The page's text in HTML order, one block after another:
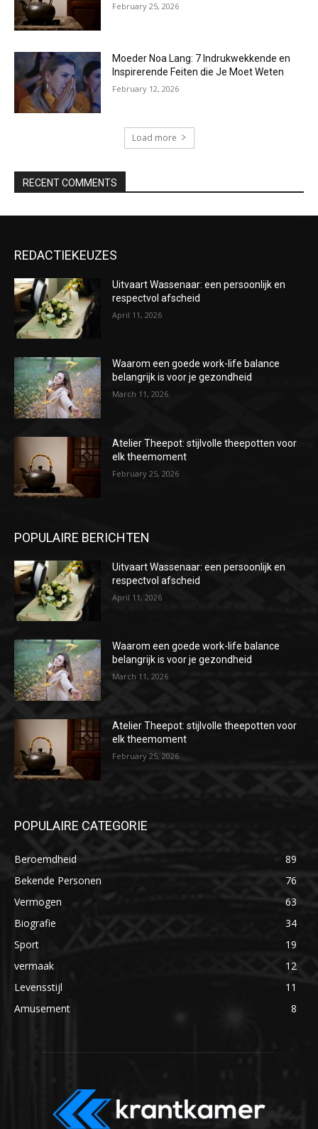
February 25, 2026
Moeder Noa Lang: 7 Indrukwekkende en
Inspirerende Feiten die Je Moet Weten
February 12, 2026
Load more
RECENT COMMENTS
REDACTIEKEUZES
Uitvaart Wassenaar: een persoonlijk en
respectvol afscheid
April 11, 2026
Waarom een goede work-life balance
belangrijk is voor je gezondheid
March 11, 2026
Atelier Theepot: stijlvolle theepotten voor
elk theemoment
February 25, 2026
POPULAIRE BERICHTEN
Uitvaart Wassenaar: een persoonlijk en
respectvol afscheid
April 11, 2026
Waarom een goede work-life balance
belangrijk is voor je gezondheid
March 11, 2026
Atelier Theepot: stijlvolle theepotten voor
elk theemoment
February 25, 2026
POPULAIRE CATEGORIE
Beroemdheid
89
Bekende Personen
76
Vermogen
63
Biografie
34
Sport
19
vermaak
12
Levensstijl
11
Amusement
8